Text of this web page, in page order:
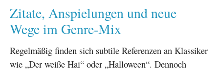
Zitate, Anspielungen und neue
Wege im Genre-Mix
Regelmäßig finden sich subtile Referenzen an Klassiker
wie „Der weiße Hai“ oder „Halloween“. Dennoch